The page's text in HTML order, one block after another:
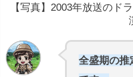
【写真】2003年放送のド
全盛期の推